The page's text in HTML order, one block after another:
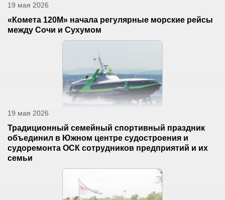
19 мая 2026
«Комета 120М» начала регулярные морские рейсы
между Сочи и Сухумом
19 мая 2026
Традиционный семейный спортивный праздник
объединил в Южном центре судостроения и
судоремонта ОСК сотрудников предприятий и их
семьи